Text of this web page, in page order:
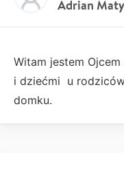
Adrian
Witam jestem
i dziećmi u
domku.